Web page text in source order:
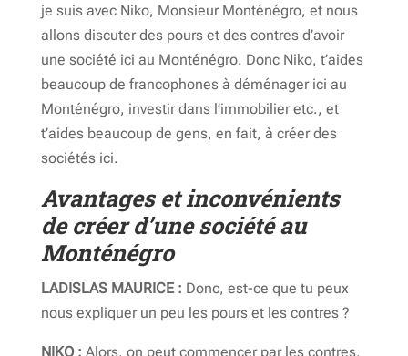
je suis avec Niko, Monsieur Monténégro, et nous
allons discuter des pours et des contres d’avoir
une société ici au Monténégro. Donc Niko, t’aides
beaucoup de francophones à déménager ici au
Monténégro, investir dans l’immobilier etc., et
t’aides beaucoup de gens, en fait, à créer des
sociétés ici.
Avantages et inconvénients
de créer d’une société au
Monténégro
LADISLAS MAURICE : Donc, est-ce que tu peux
nous expliquer un peu les pours et les contres ?
NIKO : Alors, on peut commencer par les contres.